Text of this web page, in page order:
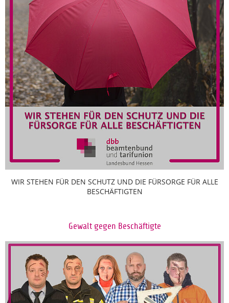
WIR STEHEN FÜR DEN SCHUTZ UND DIE FÜRSORGE FÜR ALLE
BESCHÄFTIGTEN
Gewalt gegen Beschäftigte